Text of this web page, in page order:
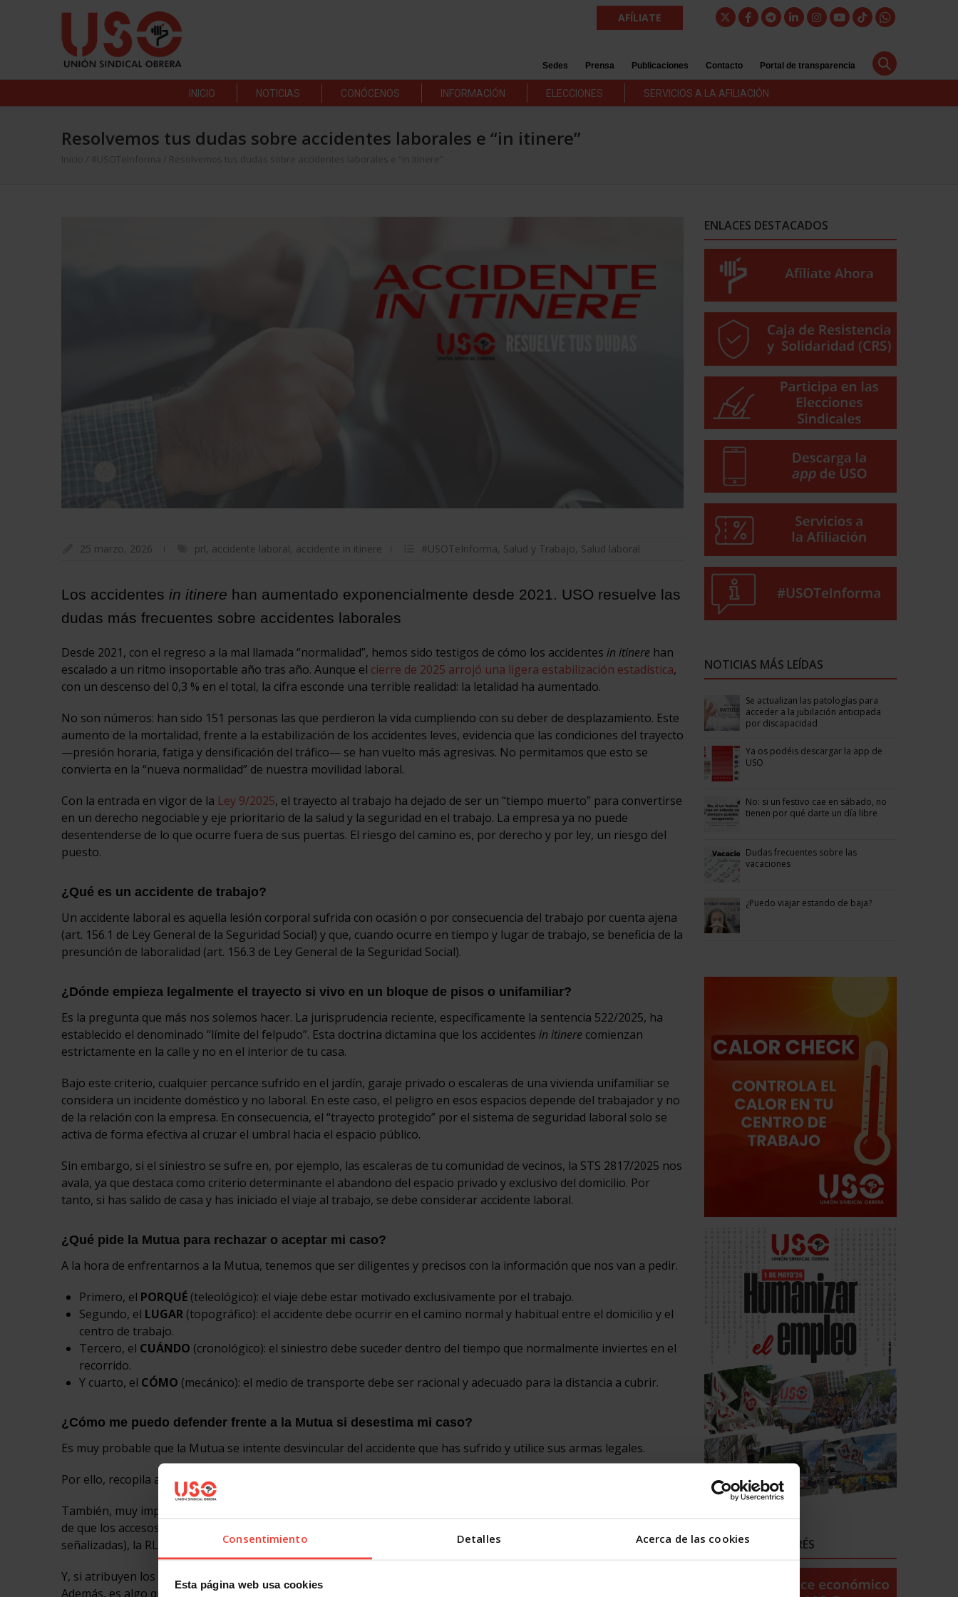
Consentimiento Detalles Acerca de las cookies
Esta página web usa cookies
AFÍLIATE
Sedes Prensa Publicaciones Contacto Portal de transparencia
INICIO NOTICIAS CONÓCENOS INFORMACIÓN ELECCIONES SERVICIOS A LA AFILIACIÓN
Resolvemos tus dudas sobre accidentes laborales e “in itinere”
Inicio #USOTeInforma Resolvemos tus dudas sobre accidentes laborales e “in itinere”
25 marzo, 2026 prl, accidente laboral, accidente in itinere #USOTeInforma, Salud y Trabajo, Salud laboral
Los accidentes in itinere han aumentado exponencialmente desde 2021. USO resuelve las
dudas más frecuentes sobre accidentes laborales
Desde 2021, con el regreso a la mal llamada “normalidad”, hemos sido testigos de cómo los accidentes in itinerehan
escalado a un ritmo insoportable año tras año. Aunque el cierre de 2025 arrojó una ligera estabilización estadística,
con un descenso del 0,3 % en el total, la cifra esconde una terrible realidad: la letalidad ha aumentado.
No son números: han sido 151 personas las que perdieron la vida cumpliendo con su deber de desplazamiento. Este
aumento de la mortalidad, frente a la estabilización de los accidentes leves, evidencia que las condiciones del trayecto
—presión horaria, fatiga y densificación del tráfico— se han vuelto más agresivas. No permitamos que esto se
convierta en la “nueva normalidad” de nuestra movilidad laboral.
Con la entrada en vigor de la Ley 9/2025, el trayecto al trabajo ha dejado de ser un “tiempo muerto” para convertirse
en un derecho negociable y eje prioritario de la salud y la seguridad en el trabajo. La empresa ya no puede
desentenderse de lo que ocurre fuera de sus puertas. El riesgo del camino es, por derecho y por ley, un riesgo del
puesto.
¿Qué es un accidente de trabajo?
Un accidente laboral es aquella lesión corporal sufrida con ocasión o por consecuencia del trabajo por cuenta ajena
(art. 156.1 de Ley General de la Seguridad Social) y que, cuando ocurre en tiempo y lugar de trabajo, se beneficia de la
presunción de laboralidad (art. 156.3 de Ley General de la Seguridad Social).
¿Dónde empieza legalmente el trayecto si vivo en un bloque de pisos o unifamiliar?
Es la pregunta que más nos solemos hacer. La jurisprudencia reciente, específicamente la sentencia 522/2025, ha
establecido el denominado “límite del felpudo”. Esta doctrina dictamina que los accidentes in itinerecomienzan
estrictamente en la calle y no en el interior de tu casa.
Bajo este criterio, cualquier percance sufrido en el jardín, garaje privado o escaleras de una vivienda unifamiliar se
considera un incidente doméstico y no laboral. En este caso, el peligro en esos espacios depende del trabajador y no
de la relación con la empresa. En consecuencia, el “trayecto protegido” por el sistema de seguridad laboral solo se
activa de forma efectiva al cruzar el umbral hacia el espacio público.
Sin embargo, si el siniestro se sufre en, por ejemplo, las escaleras de tu comunidad de vecinos, la STS 2817/2025 nos
avala, ya que destaca como criterio determinante el abandono del espacio privado y exclusivo del domicilio. Por
tanto, si has salido de casa y has iniciado el viaje al trabajo, se debe considerar accidente laboral.
¿Qué pide la Mutua para rechazar o aceptar mi caso?
A la hora de enfrentarnos a la Mutua, tenemos que ser diligentes y precisos con la información que nos van a pedir.
Primero, el PORQUÉ(teleológico): el viaje debe estar motivado exclusivamente por el trabajo.
Segundo, el LUGAR(topográfico): el accidente debe ocurrir en el camino normal y habitual entre el domicilio y el
centro de trabajo.
Tercero, el CUÁNDO (cronológico): el siniestro debe suceder dentro del tiempo que normalmente inviertes en el
recorrido.
Y cuarto, el CÓMO (mecánico): el medio de transporte debe ser racional y adecuado para la distancia a cubrir.
¿Cómo me puedo defender frente a la Mutua si desestima mi caso?
Es muy probable que la Mutua se intente desvincular del accidente que has sufrido y utilice sus armas legales.
Por ello, recopila atestados, registros de GPS o testigos que demuestren el nexo causal, porque te lo van a exigir.
También, muy importante, informa a la RLPT sobre el accidente. Si el incidente sucediera como causa o consecuencia
de que los accesos al centro de trabajo son peligrosos (falta de iluminación, aceras en mal estado u obras mal
señalizadas), la RLPT puede exigir medidas.
Y, si atribuyen los accidentes
Además, es algo que ellos deben demostrar. Solo el desprecio total por las normas (conducción bajo efectos del
ENLACES DESTACADOS
NOTICIAS MÁS LEÍDAS
Se actualizan las patologías para
acceder a la jubilación anticipada
por discapacidad
Ya os podéis descargar la app de
USO
No: si un festivo cae en sábado, no
tienen por qué darte un día libre
Dudas frecuentes sobre las
vacaciones
¿Puedo viajar estando de baja?
ENLACES DE INTERÉS